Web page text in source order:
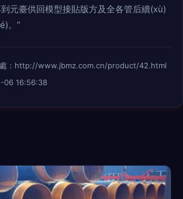
元臺供回模型接貼版方及全各管后續(xù)
。”
處：http://www.jbmz.com.cn/product/42.html
06 16:56:38